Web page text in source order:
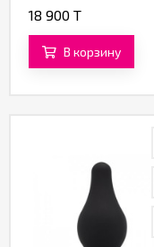
18 900 T
В корзину